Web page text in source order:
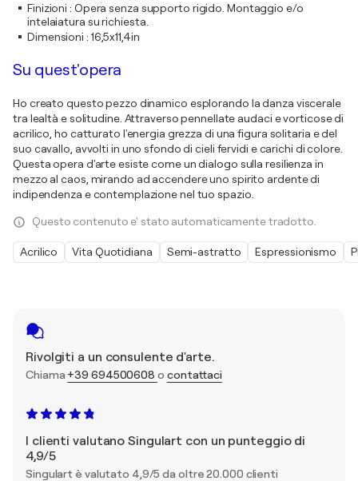
Rivolgiti a un consulente d'arte.
Chiama +39 694500608 o contattaci
I clienti valutano Singulart con un punteggio di
4,9/5
Singulart è valutato 4,9/5 da oltre 20.000 clienti
Finizioni : Opera senza supporto rigido. Montaggio e/o
intelaiatura su richiesta.
Dimensioni : 16,5x11,4in
Su quest'opera
Ho creato questo pezzo dinamico esplorando la danza viscerale
tra lealtà e solitudine. Attraverso pennellate audaci e vorticose di
acrilico, ho catturato l'energia grezza di una figura solitaria e del
suo cavallo, avvolti in uno sfondo di cieli fervidi e carichi di colore.
Questa opera d'arte esiste come un dialogo sulla resilienza in
mezzo al caos, mirando ad accendere uno spirito ardente di
indipendenza e contemplazione nel tuo spazio.
Questo contenuto e' stato automaticamente tradotto.
Acrilico Vita Quotidiana Semi-astratto Espressionismo